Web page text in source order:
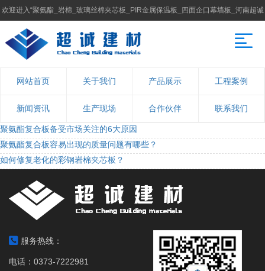
欢迎进入“聚氨酯_岩棉_玻璃丝棉夹芯板_PIR金属保温板_四面企口幕墙板_河南超诚
建材科技有限公司”官方网站！
网站首页 关于我们 产品展示 工程案例
新闻资讯 生产现场 合作伙伴 联系我们
聚氨酯复合板备受市场关注的6大原因
聚氨酯复合板容易出现的质量问题有哪些？
如何修复老化的彩钢岩棉夹芯板？
服务热线：
电话：0373-7222981